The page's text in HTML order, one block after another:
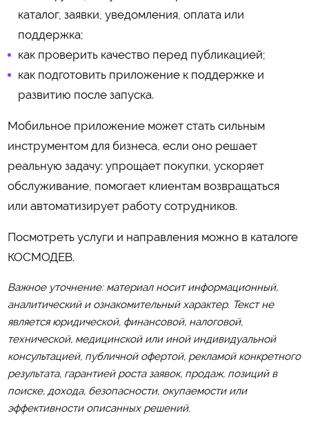
каталог, заявки, уведомления, оплата или
поддержка;
как проверить качество перед публикацией;
как подготовить приложение к поддержке и
развитию после запуска.
Мобильное приложение может стать сильным
инструментом для бизнеса, если оно решает
реальную задачу: упрощает покупки, ускоряет
обслуживание, помогает клиентам возвращаться
или автоматизирует работу сотрудников.
Посмотреть услуги и направления можно в каталоге
КОСМОДЕВ.
Важное уточнение: материал носит информационный,
аналитический и ознакомительный характер. Текст не
является юридической, финансовой, налоговой,
технической, медицинской или иной индивидуальной
консультацией, публичной офертой, рекламой конкретного
результата, гарантией роста заявок, продаж, позиций в
поиске, дохода, безопасности, окупаемости или
эффективности описанных решений.